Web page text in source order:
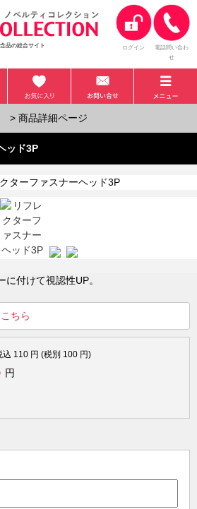
品の総合サイト ログイン
電話問い合わ
せ
> 商品詳細ページ
ッド3P
付けて視認性UP。
ちら
込 110 円 (税別 100 円)
円